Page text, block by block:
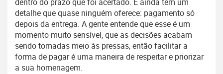
detalhe que quase ninguém oferece: pagamento só
depois da entrega. A gente entende que esse é um
momento muito sensível, que as decisões acabam
sendo tomadas meio às pressas, então facilitar a
forma de pagar é uma maneira de respeitar e priorizar
a sua homenagem.